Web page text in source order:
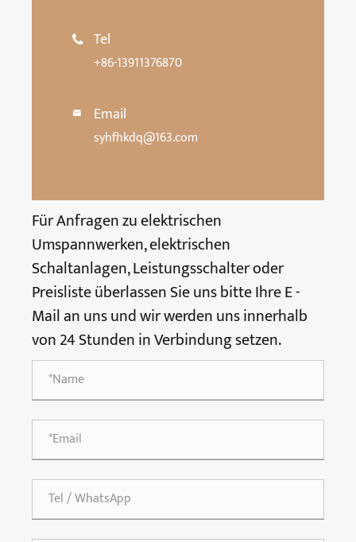
 Tel
+86-13911376870
 Email
syhfhkdq@163.com
Für Anfragen zu elektrischen
Umspannwerken, elektrischen
Schaltanlagen, Leistungsschalter oder
Preisliste überlassen Sie uns bitte Ihre E -
Mail an uns und wir werden uns innerhalb
von 24 Stunden in Verbindung setzen.